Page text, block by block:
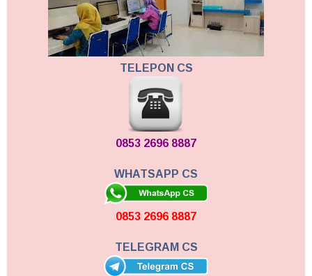
TELEPON CS
0853 2696 8887
WHATSAPP CS
0853 2696 8887
TELEGRAM CS